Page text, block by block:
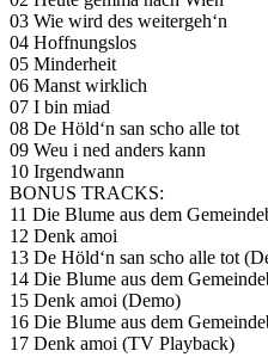
03 Wie wird des weitergeh‘n
04 Hoffnungslos
05 Minderheit
06 Manst wirklich
07 I bin miad
08 De Höld‘n san scho alle tot
09 Weu i ned anders kann
10 Irgendwann
BONUS TRACKS:
11 Die Blume aus dem
12 Denk amoi
13 De Höld‘n san scho alle tot
14 Die Blume aus dem
15 Denk amoi (Demo)
16 Die Blume aus dem
17 Denk amoi (TV Playback)